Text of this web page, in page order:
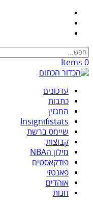
0 Items
עדכונים
כתבות
המגזין
Insignifistats
שיימס ברשת
קבוצות
מילון הNBA
פודקאסטים
פאנטזי
אוהדים
חנות